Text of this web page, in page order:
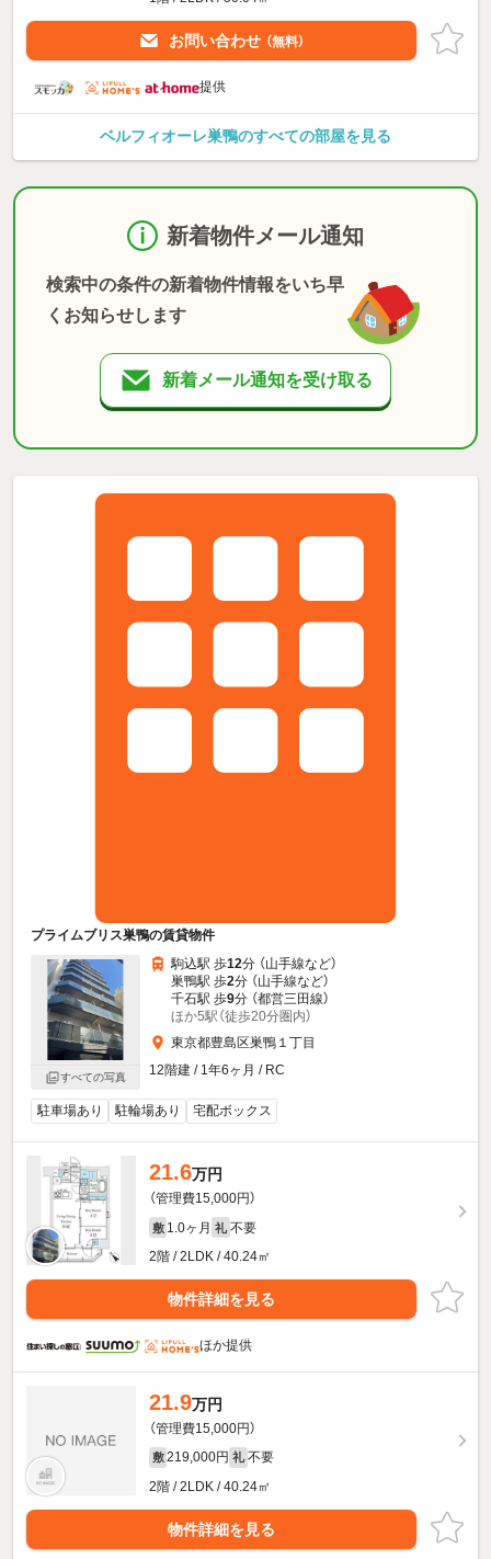
お問い合わせ （無料）
提供
ベルフィオーレ巣鴨のすべての部屋を見る
新着物件メール通知
検索中の条件の新着物件情報をいち早
くお知らせします
新着メール通知を受け取る
プライムブリス巣鴨の賃貸物件
すべての写真
駒込駅 歩12分 （山手線など）
巣鴨駅 歩2分 （山手線など）
千石駅 歩9分 （都営三田線）
ほか5駅（徒歩20分圏内）
東京都豊島区巣鴨１丁目
12階建 / 1年6ヶ月 / RC
駐車場あり 駐輪場あり 宅配ボックス
21.6万円
（管理費15,000円）
敷 1.0ヶ月 礼 不要
2階 / 2LDK / 40.24㎡
物件詳細を見る
ほか提供
21.9万円
（管理費15,000円）
敷 219,000円 礼 不要
2階 / 2LDK / 40.24㎡
物件詳細を見る